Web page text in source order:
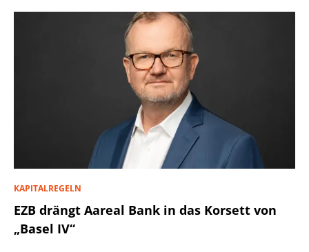
KAPITALREGELN
EZB drängt Aareal Bank in das Korsett von
„Basel IV“